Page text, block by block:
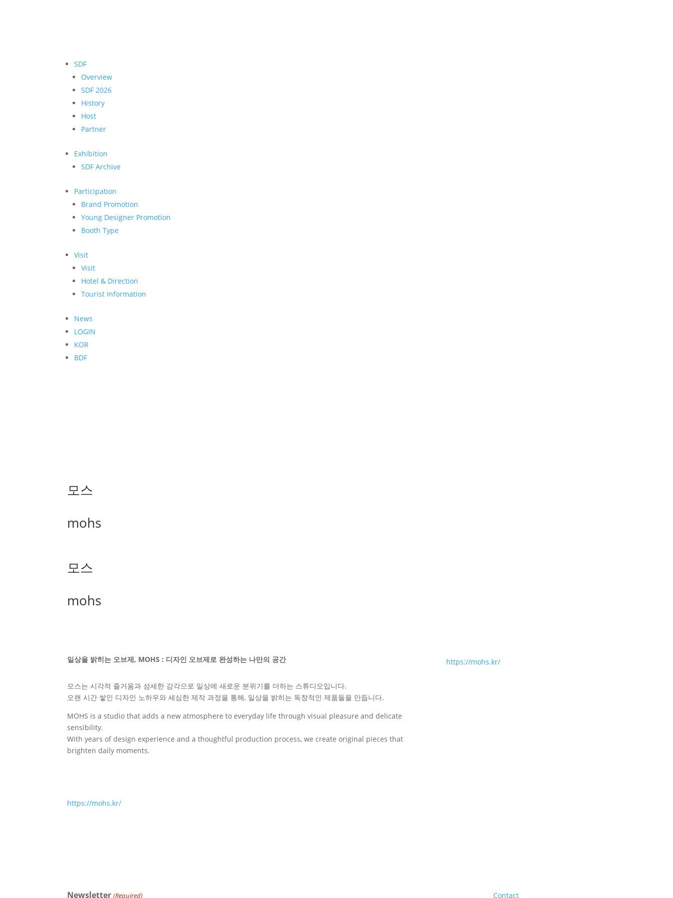
SDF
Overview
SDF 2026
History
Host
Partner
Exhibition
SDF Archive
Participation
Brand Promotion
Young Designer Promotion
Booth Type
Visit
Visit
Hotel & Direction
Tourist Information
News
LOGIN
KOR
BDF
모스
mohs
모스
mohs
일상을 밝히는 오브제, MOHS : 디자인 오브제로 완성하는 나만의 공간
모스는 시각적 즐거움과 섬세한 감각으로 일상에 새로운 분위기를 더하는 스튜디오입니다.
오랜 시간 쌓인 디자인 노하우와 세심한 제작 과정을 통해, 일상을 밝히는 독창적인 제품들을 만듭니다.
MOHS is a studio that adds a new atmosphere to everyday life through visual pleasure and delicate
sensibility.
With years of design experience and a thoughtful production process, we create original pieces that
brighten daily moments.
https://mohs.kr/
https://mohs.kr/
Newsletter (Required) Contact